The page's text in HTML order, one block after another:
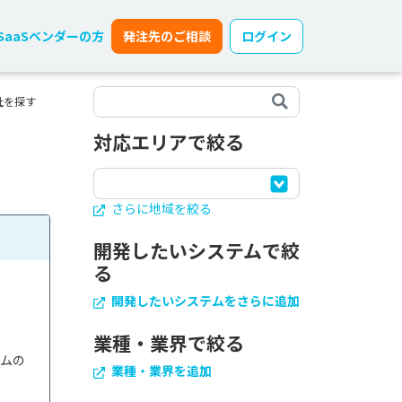
ベンダーの方 発注先のご相談 ログイン
を探す
の
対応エリアで絞る
さらに地域を絞る
開発したいシステムで絞
る
開発したいシステムをさらに追加
業種・業界で絞る
業種・業界を追加